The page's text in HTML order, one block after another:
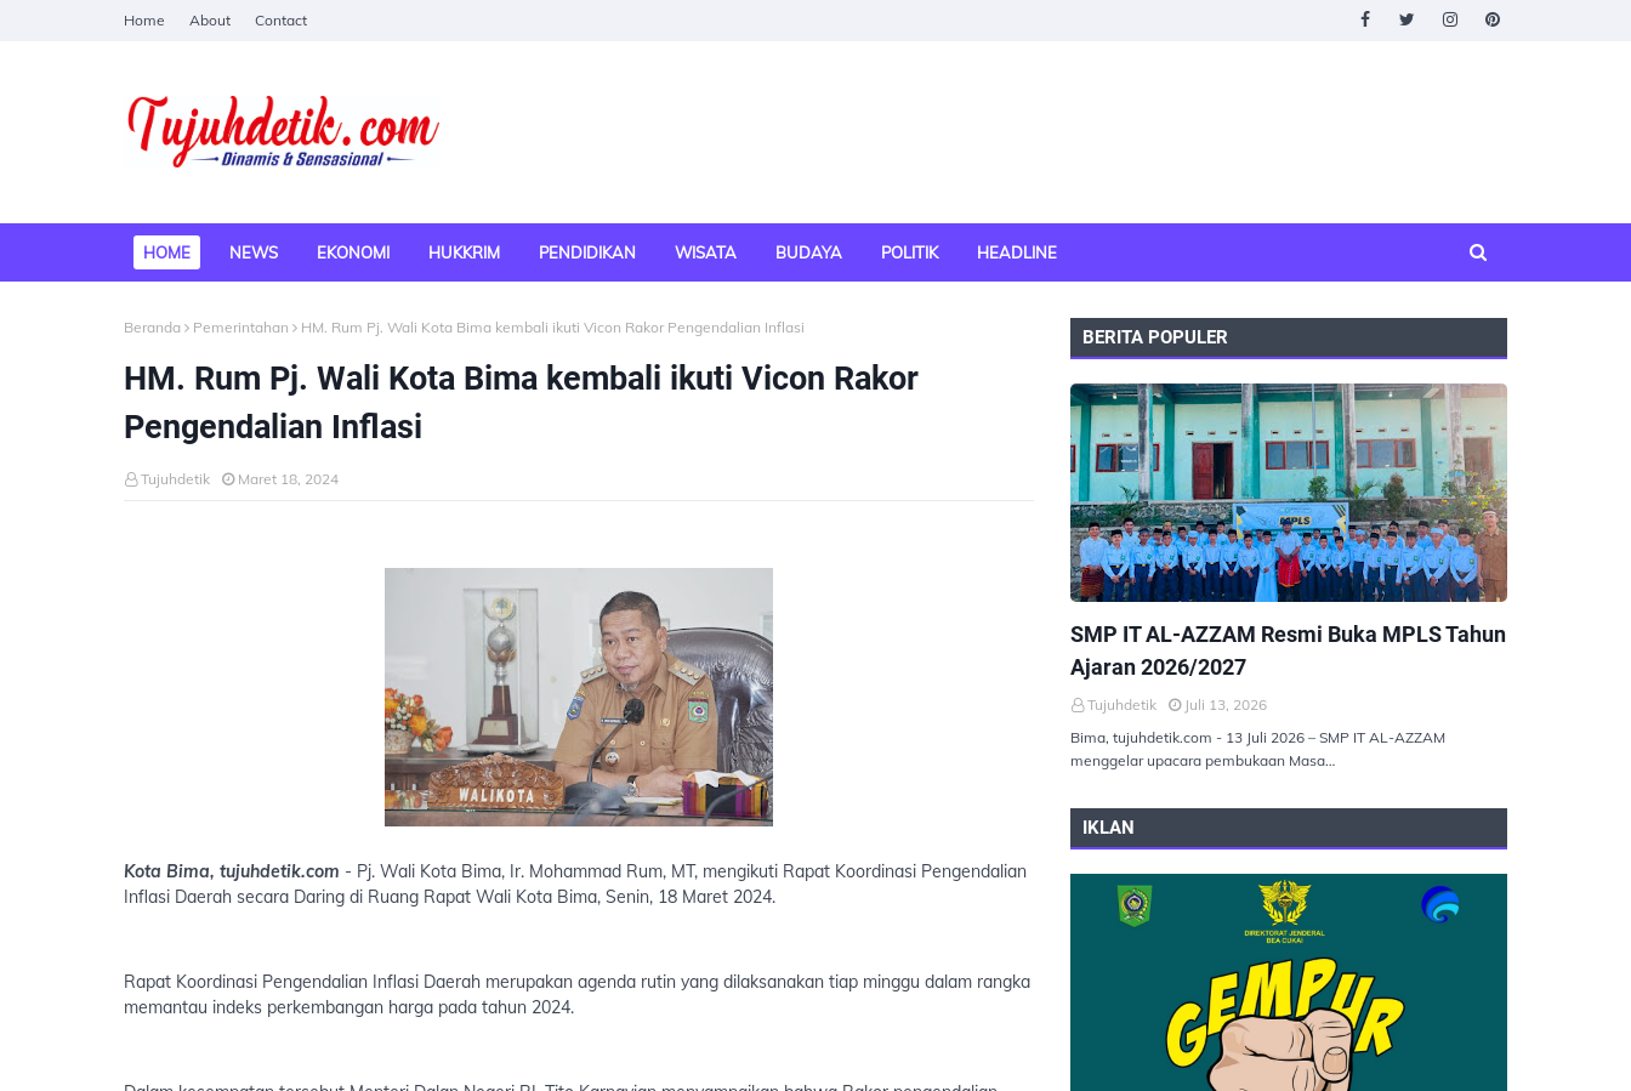
Home About Contact
HOME NEWS EKONOMI HUKKRIM PENDIDIKAN WISATA BUDAYA POLITIK HEADLINE
Beranda Pemerintahan HM. Rum Pj. Wali Kota Bima kembali ikuti Vicon Rakor Pengendalian Inflasi
HM. Rum Pj. Wali Kota Bima kembali ikuti Vicon Rakor
Pengendalian Inflasi
Tujuhdetik Maret 18, 2024
Kota Bima, tujuhdetik.com - Pj. Wali Kota Bima, Ir. Mohammad Rum, MT, mengikuti Rapat Koordinasi Pengendalian
Inflasi Daerah secara Daring di Ruang Rapat Wali Kota Bima, Senin, 18 Maret 2024.
Rapat Koordinasi Pengendalian Inflasi Daerah merupakan agenda rutin yang dilaksanakan tiap minggu dalam rangka
memantau indeks perkembangan harga pada tahun 2024.
BERITA POPULER
SMP IT AL-AZZAM Resmi Buka MPLS Tahun
Ajaran 2026/2027
Tujuhdetik
Juli 13, 2026
Bima, tujuhdetik.com - 13 Juli 2026 – SMP IT AL-AZZAM
menggelar upacara pembukaan Masa…
IKLAN